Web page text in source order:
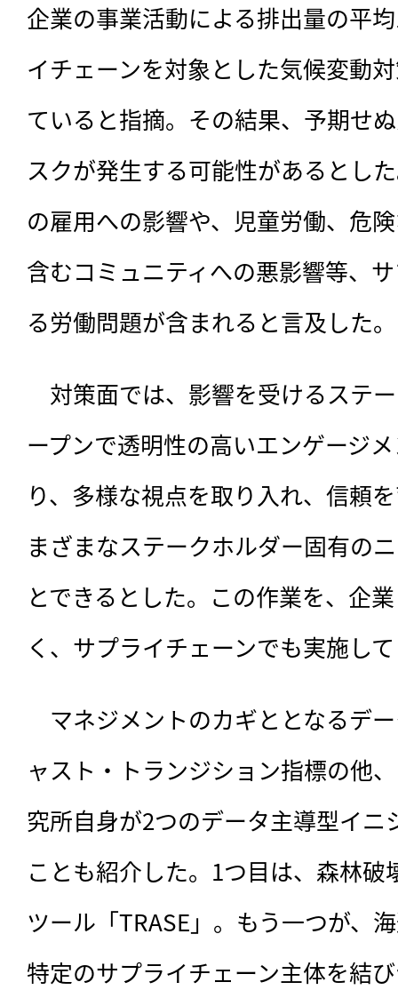
企業の事業活動による排出量の平
イチェーンを対象とした気候変動
ていると指摘。その結果、予期せ
スクが発生する可能性があるとし
の雇用への影響や、児童労働、危
含むコミュニティへの悪影響等、
る労働問題が含まれると言及した。
対策面では、影響を受けるステ
ープンで透明性の高いエンゲージ
り、多様な視点を取り入れ、信頼
まざまなステークホルダー固有の
とできるとした。この作業を、企
く、サプライチェーンでも実施し
マネジメントのカギととなるデ
ャスト・トランジション指標の他
究所自身が2つのデータ主導型イニ
ことも紹介した。1つ目は、森林
ツール「TRASE」。もう一つが、
特定のサプライチェーン主体を結